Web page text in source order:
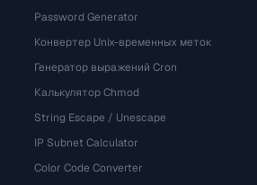
Password Generator
Конвертер Unix-временных меток
Генератор выражений Cron
Калькулятор Chmod
String Escape / Unescape
IP Subnet Calculator
Color Code Converter